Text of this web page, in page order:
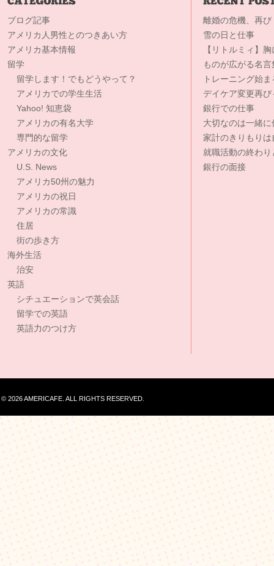
ブログ記事
アメリカ人男性とのつきあい方
アメリカ基本情報
留学
留学します！でもどうやって？
アメリカでの学生生活
Yahoo! 知恵袋
アメリカの有名大学
専門的な留学
アメリカの文化
U.S. News
アメリカ50州の魅力
アメリカの祝日
アメリカの常識
住居
街の歩き方
海外生活
治安
英語
シチュエーションで英会話
留学での英語
英語力のつけ方
離婚の危機、再び
雪の日と仕事
【リトルミィ】
ものが広がる名言
トレーニング始ま
デイケア変更再び
銀行での仕事
大切なのは一緒
家計のきりもりは
就職活動の終わ
銀行の面接
© 2026 AMERICAFE. ALL RIGHTS RESERVED.